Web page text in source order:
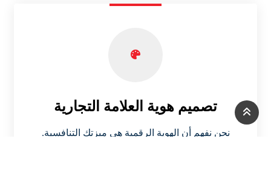
تصميم هوية العلامة التجارية
نحن نفهم أن الهوية الرقمية هي ميزتك التنافسية.